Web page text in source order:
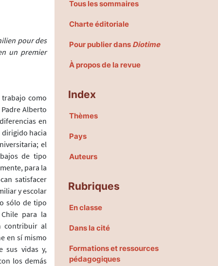
pour des
un premier
como
Alberto
en
dirigido hacia
el
de tipo
para la
satisfacer
y escolar
sólo de tipo
para la
contribuir al
en sí mismo
sus vidas y,
los demás
Tous les sommaires
Charte éditoriale
Pour publier dans Diotime
À propos de la revue
Index
Thèmes
Pays
Auteurs
Rubriques
En classe
Dans la cité
Formations et ressources
pédagogiques